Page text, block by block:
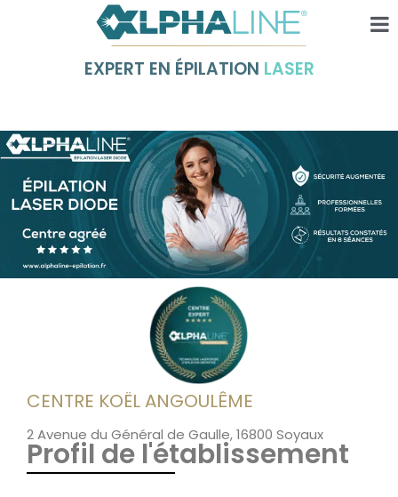
EXPERT EN ÉPILATION LASER
CENTRE KOËL ANGOULÊME
2 Avenue du Général de Gaulle, 16800 Soyaux
Profil de l'établissement